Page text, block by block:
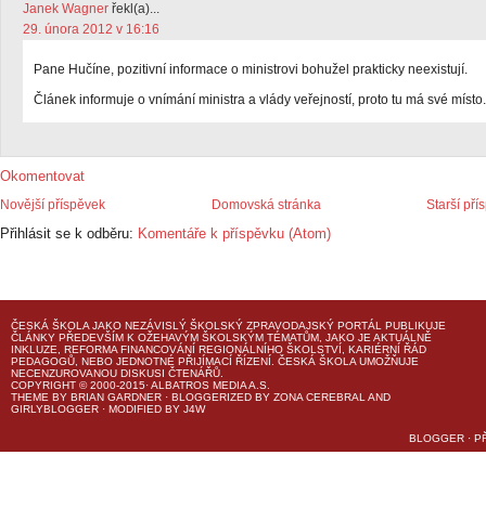
Janek Wagner řekl(a)...
29. února 2012 v 16:16
Pane Hučíne, pozitivní informace o ministrovi bohužel prakticky neexistují.
Článek informuje o vnímání ministra a vlády veřejností, proto tu má své místo.
Okomentovat
Novější příspěvek Starší
Domovská stránka
Přihlásit se k odběru: Komentáře k příspěvku (Atom)
ČESKÁ ŠKOLA JAKO NEZÁVISLÝ ŠKOLSKÝ ZPRAVODAJSKÝ PORTÁL PUBLIKUJE
ČLÁNKY PŘEDEVŠÍM K OŽEHAVÝM ŠKOLSKÝM TÉMATŮM, JAKO JE AKTUÁLNĚ
INKLUZE, REFORMA FINANCOVÁNÍ REGIONÁLNÍHO ŠKOLSTVÍ, KARIÉRNÍ ŘÁD
PEDAGOGŮ, NEBO JEDNOTNÉ PŘIJÍMACÍ ŘÍZENÍ. ČESKÁ ŠKOLA UMOŽŇUJE
NECENZUROVANOU DISKUSI ČTENÁŘŮ.
COPYRIGHT © 2000-2015· ALBATROS MEDIA A.S.
THEME BY BRIAN GARDNER · BLOGGERIZED BY ZONA CEREBRAL AND
GIRLYBLOGGER · MODIFIED BY J4W
BLOGGER ·